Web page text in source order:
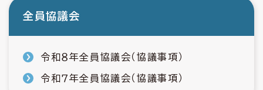
全員協議会
令和８年全員協議会（協議事項）
令和７年全員協議会（協議事項）